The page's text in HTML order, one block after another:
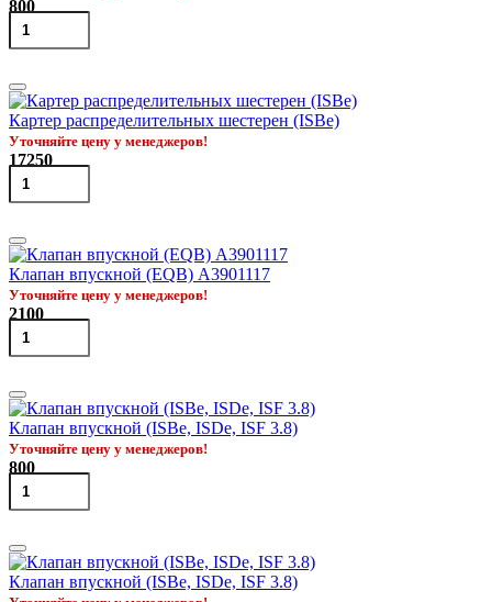
800
Картер распределительных шестерен (ISBe)
Уточняйте цену у менеджеров!
17250
Клапан впускной (EQB) A3901117
Уточняйте цену у менеджеров!
2100
Клапан впускной (ISBe, ISDe, ISF 3.8)
Уточняйте цену у менеджеров!
800
Клапан впускной (ISBe, ISDe, ISF 3.8)